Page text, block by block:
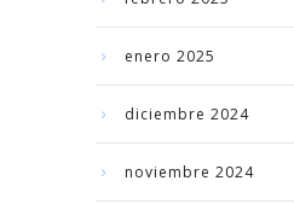
enero 2025
diciembre 2024
noviembre 2024